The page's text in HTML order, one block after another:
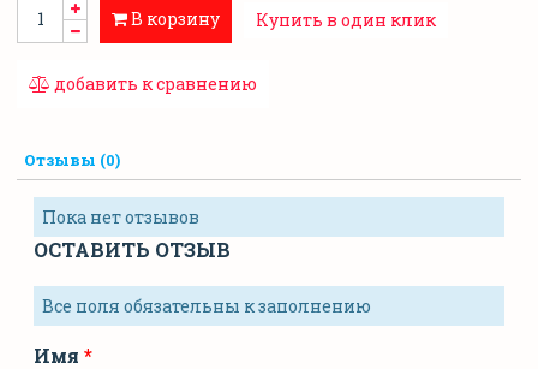
В корзину Купить в один клик
добавить к сравнению
Отзывы (0)
Пока нет отзывов
ОСТАВИТЬ ОТЗЫВ
Все поля обязательны к заполнению
Имя